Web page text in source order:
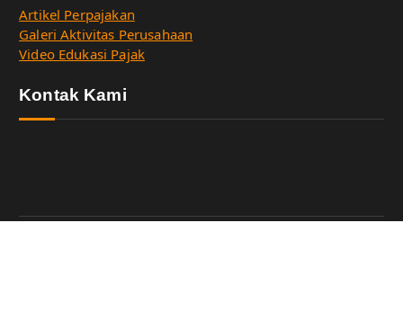
Artikel Perpajakan
Galeri Aktivitas Perusahaan
Video Edukasi Pajak
Kontak Kami